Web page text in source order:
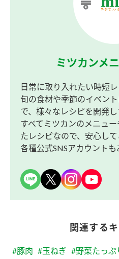
ミツカンメ
日常に取り入れたい時短
旬の食材や季節のイベン
で、様々なレシピを開発し
すべてミツカンのメニュ
たレシピなので、安心して
各種公式SNSアカウントも
関連する
#豚肉 #玉ねぎ #野菜たっぷ